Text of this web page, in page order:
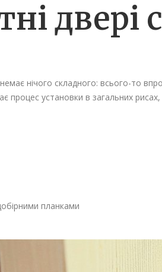
двері
нічого складного: всього-то
процес установки в загальних
планками